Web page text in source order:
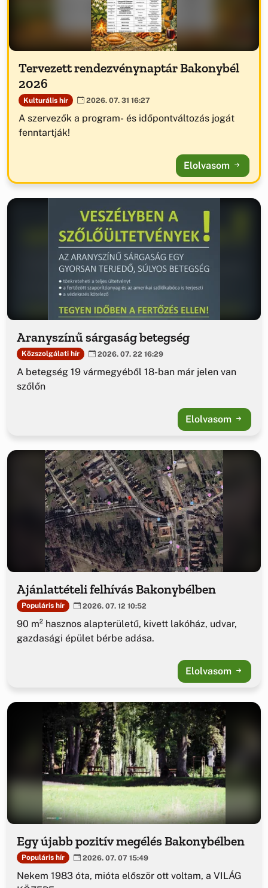
Tervezett rendezvénynaptár Bakonybél
2026
Kulturális hír 2026. 07. 31 16:27
A szervezők a program- és időpontváltozás jogát
fenntartják!
Elolvasom
Aranyszínű sárgaság betegség
Közszolgálati hír 2026. 07. 22 16:29
A betegség 19 vármegyéből 18-ban már jelen van
szőlőn
Elolvasom
Ajánlattételi felhívás Bakonybélben
Populáris hír 2026. 07. 12 10:52
90 m² hasznos alapterületű, kivett lakóház, udvar,
gazdasági épület bérbe adása.
Elolvasom
Egy újabb pozitív megélés Bakonybélben
Populáris hír 2026. 07. 07 15:49
Nekem 1983 óta, mióta először ott voltam, a VILÁG